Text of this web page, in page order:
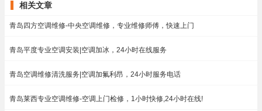
相关文章
青岛四方空调维修-中央空调维修，专业维修师傅，快速上门
青岛平度专业空调安装|空调加冰，24小时在线服务
青岛空调维修清洗服务|空调加氟利昂，24小时服务电话
青岛莱西专业空调维修-空调上门检修，1小时快修,24小时在线!